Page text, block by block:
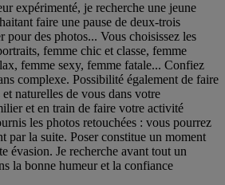
expérimenté, je recherche une jeune
faire une pause de deux-trois
pour des photos... Vous choisissez les
femme chic et classe, femme
femme sexy, femme fatale... Confiez
complexe. Possibilité également de faire
naturelles de vous dans votre
et en train de faire votre activité
les photos retouchées : vous pourrez
par la suite. Poser constitue un moment
évasion. Je recherche avant tout un
la bonne humeur et la confiance